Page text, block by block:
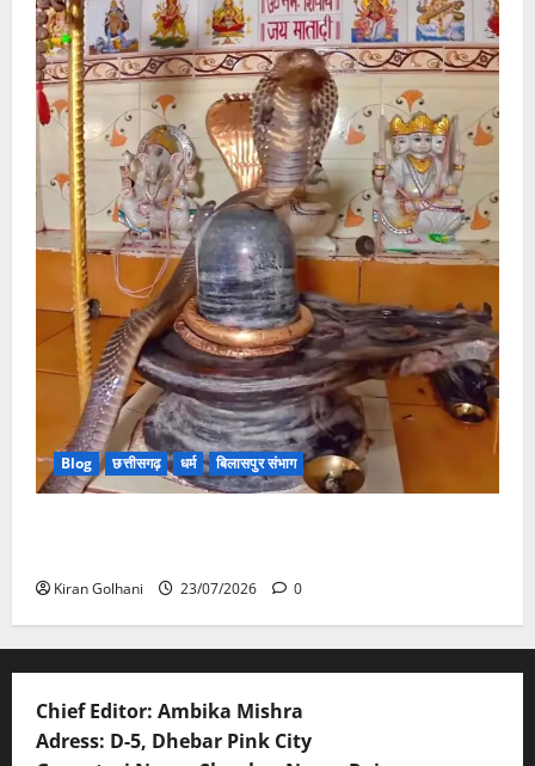
Blog छत्तीसगढ़ धर्म बिलासपुर संभाग
Kiran Golhani 23/07/2026 0
Chief Editor: Ambika Mishra
Adress: D-5, Dhebar Pink City